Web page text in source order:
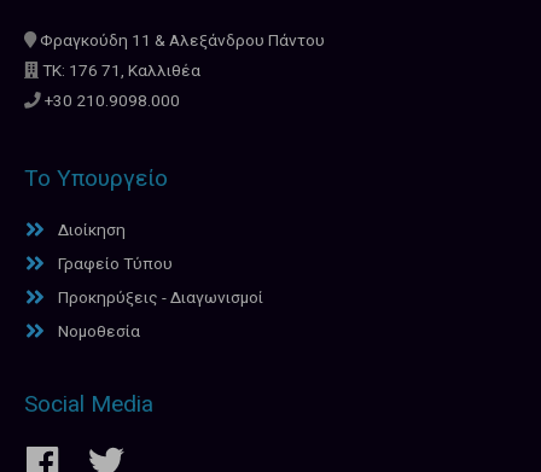
Φραγκούδη 11 & Αλεξάνδρου Πάντου
ΤΚ: 176 71, Καλλιθέα
+30 210.9098.000
Το Υπουργείο
Διοίκηση
Γραφείο Τύπου
Προκηρύξεις - Διαγωνισμοί
Νομοθεσία
Social Media